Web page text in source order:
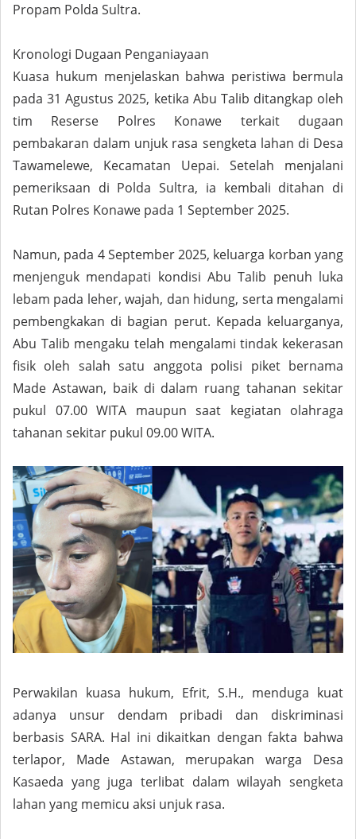
Propam Polda Sultra.
Kronologi Dugaan Penganiayaan
Kuasa hukum menjelaskan bahwa peristiwa bermula
pada 31 Agustus 2025, ketika Abu Talib ditangkap oleh
tim Reserse Polres Konawe terkait dugaan
pembakaran dalam unjuk rasa sengketa lahan di Desa
Tawamelewe, Kecamatan Uepai. Setelah menjalani
pemeriksaan di Polda Sultra, ia kembali ditahan di
Rutan Polres Konawe pada 1 September 2025.
Namun, pada 4 September 2025, keluarga korban yang
menjenguk mendapati kondisi Abu Talib penuh luka
lebam pada leher, wajah, dan hidung, serta mengalami
pembengkakan di bagian perut. Kepada keluarganya,
Abu Talib mengaku telah mengalami tindak kekerasan
fisik oleh salah satu anggota polisi piket bernama
Made Astawan, baik di dalam ruang tahanan sekitar
pukul 07.00 WITA maupun saat kegiatan olahraga
tahanan sekitar pukul 09.00 WITA.
Perwakilan kuasa hukum, Efrit, S.H., menduga kuat
adanya unsur dendam pribadi dan diskriminasi
berbasis SARA. Hal ini dikaitkan dengan fakta bahwa
terlapor, Made Astawan, merupakan warga Desa
Kasaeda yang juga terlibat dalam wilayah sengketa
lahan yang memicu aksi unjuk rasa.